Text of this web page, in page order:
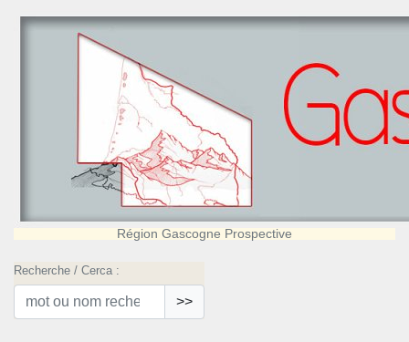
Région Gascogne Prospective
Recherche / Cerca :
>>